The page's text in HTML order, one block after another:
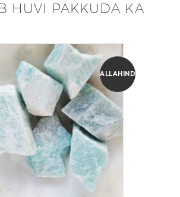
HUVI PAKKUDA KA
ALLAHINDLUS!